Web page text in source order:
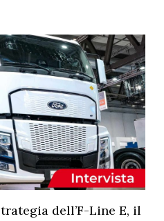
dell’F-Line E, il